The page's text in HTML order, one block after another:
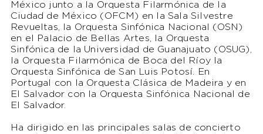
México junto a la Orquesta Filarmónica de la
Ciudad de México (OFCM) en la Sala Silvestre
Revueltas, la Orquesta Sinfónica Nacional (OSN)
en el Palacio de Bellas Artes, la Orquesta
Sinfónica de la Universidad de Guanajuato (OSUG),
la Orquesta Filarmónica de Boca del Ríoy la
Orquesta Sinfónica de San Luis Potosí. En
Portugal con la Orquesta Clásica de Madeira y en
El Salvador con la Orquesta Sinfónica Nacional de
El Salvador.
Ha dirigido en las principales salas de concierto